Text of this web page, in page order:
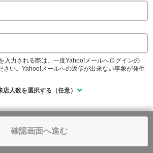
入力される際は、一度Yahoo!メールへログインの
さい。Yahoo!メールへの返信が出来ない事象が発生
店人数を選択する（任意）
確認画面へ進む